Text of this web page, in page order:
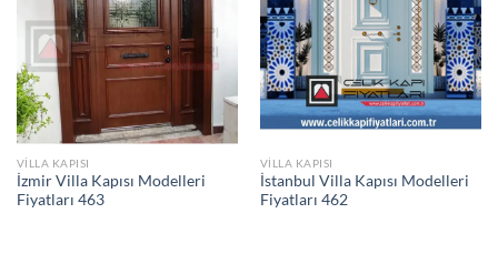
VILLA KAPISI
İzmir Villa Kapısı Modelleri
Fiyatları 463
VILLA KAPISI
İstanbul Villa Kapısı Modelleri
Fiyatları 462